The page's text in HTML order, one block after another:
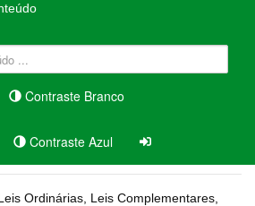
Contraste Branco
Contraste Azul
Leis Complementares,